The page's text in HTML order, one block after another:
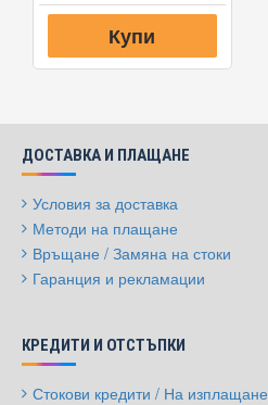
Купи
ДОСТАВКА И ПЛАЩАНЕ
Условия за доставка
Методи на плащане
Връщане / Замяна на стоки
Гаранция и рекламации
КРЕДИТИ И ОТСТЪПКИ
Стокови кредити / На изплащане